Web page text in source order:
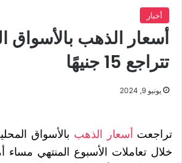
أخبار
أسعار الذهب بالأسواق
تتراجع 15 جنيهًا
يونيو 9, 2024
تراجعت أسعار الذهب
خلال تعاملات الأسبوع المنتهي